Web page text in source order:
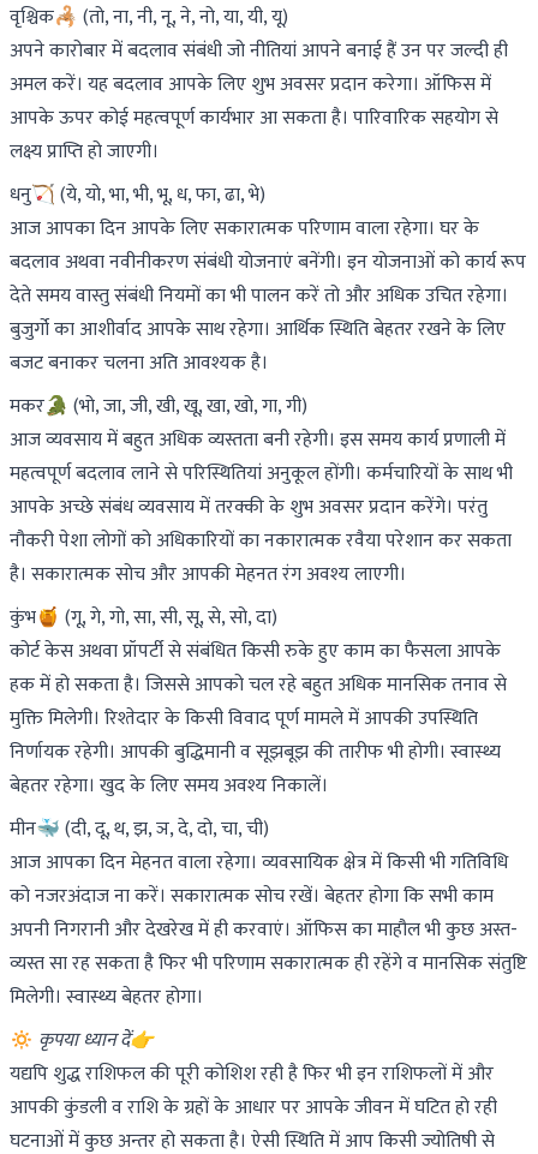
वृश्चिक🦂 (तो, ना, नी, नू, ने, नो, या, यी, यू)
अपने कारोबार में बदलाव संबंधी जो नीतियां आपने बनाई हैं उन पर जल्दी ही
अमल करें। यह बदलाव आपके लिए शुभ अवसर प्रदान करेगा। ऑफिस में
आपके ऊपर कोई महत्वपूर्ण कार्यभार आ सकता है। पारिवारिक सहयोग से
लक्ष्य प्राप्ति हो जाएगी।
धनु🏹 (ये, यो, भा, भी, भू, ध, फा, ढा, भे)
आज आपका दिन आपके लिए सकारात्मक परिणाम वाला रहेगा। घर के
बदलाव अथवा नवीनीकरण संबंधी योजनाएं बनेंगी। इन योजनाओं को कार्य रूप
देते समय वास्तु संबंधी नियमों का भी पालन करें तो और अधिक उचित रहेगा।
बुजुर्गो का आशीर्वाद आपके साथ रहेगा। आर्थिक स्थिति बेहतर रखने के लिए
बजट बनाकर चलना अति आवश्यक है।
मकर🐊 (भो, जा, जी, खी, खू, खा, खो, गा, गी)
आज व्यवसाय में बहुत अधिक व्यस्तता बनी रहेगी। इस समय कार्य प्रणाली में
महत्वपूर्ण बदलाव लाने से परिस्थितियां अनुकूल होंगी। कर्मचारियों के साथ भी
आपके अच्छे संबंध व्यवसाय में तरक्की के शुभ अवसर प्रदान करेंगे। परंतु
नौकरी पेशा लोगों को अधिकारियों का नकारात्मक रवैया परेशान कर सकता
है। सकारात्मक सोच और आपकी मेहनत रंग अवश्य लाएगी।
कुंभ🍯 (गू, गे, गो, सा, सी, सू, से, सो, दा)
कोर्ट केस अथवा प्रॉपर्टी से संबंधित किसी रुके हुए काम का फैसला आपके
हक में हो सकता है। जिससे आपको चल रहे बहुत अधिक मानसिक तनाव से
मुक्ति मिलेगी। रिश्तेदार के किसी विवाद पूर्ण मामले में आपकी उपस्थिति
निर्णायक रहेगी। आपकी बुद्धिमानी व सूझबूझ की तारीफ भी होगी। स्वास्थ्य
बेहतर रहेगा। खुद के लिए समय अवश्य निकालें।
मीन🐳 (दी, दू, थ, झ, ञ, दे, दो, चा, ची)
आज आपका दिन मेहनत वाला रहेगा। व्यवसायिक क्षेत्र में किसी भी गतिविधि
को नजरअंदाज ना करें। सकारात्मक सोच रखें। बेहतर होगा कि सभी काम
अपनी निगरानी और देखरेख में ही करवाएं। ऑफिस का माहौल भी कुछ अस्त-
व्यस्त सा रह सकता है फिर भी परिणाम सकारात्मक ही रहेंगे व मानसिक संतुष्टि
मिलेगी। स्वास्थ्य बेहतर होगा।
🔅 कृपया ध्यान दें👉
यद्यपि शुद्ध राशिफल की पूरी कोशिश रही है फिर भी इन राशिफलों में और
आपकी कुंडली व राशि के ग्रहों के आधार पर आपके जीवन में घटित हो रही
घटनाओं में कुछ अन्तर हो सकता है। ऐसी स्थिति में आप किसी ज्योतिषी से